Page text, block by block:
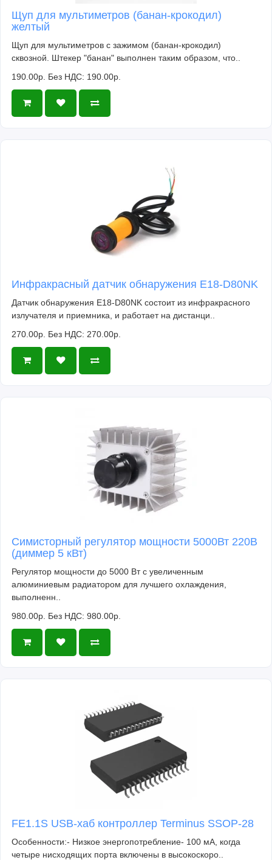
Щуп для мультиметров (банан-крокодил)
желтый
Щуп для мультиметров с зажимом (банан-крокодил)
сквозной. Штекер "банан" выполнен таким образом, что..
190.00р. Без НДС: 190.00р.
Инфракрасный датчик обнаружения E18-D80NK
Датчик обнаружения E18-D80NK состоит из инфракрасного
излучателя и приемника, и работает на дистанци..
270.00р. Без НДС: 270.00р.
Симисторный регулятор мощности 5000Вт 220В
(диммер 5 кВт)
Регулятор мощности до 5000 Вт с увеличенным
алюминиевым радиатором для лучшего охлаждения,
выполненн..
980.00р. Без НДС: 980.00р.
FE1.1S USB-хаб контроллер Terminus SSOP-28
Особенности:- Низкое энергопотребление- 100 мА, когда
четыре нисходящих порта включены в высокоскоро..